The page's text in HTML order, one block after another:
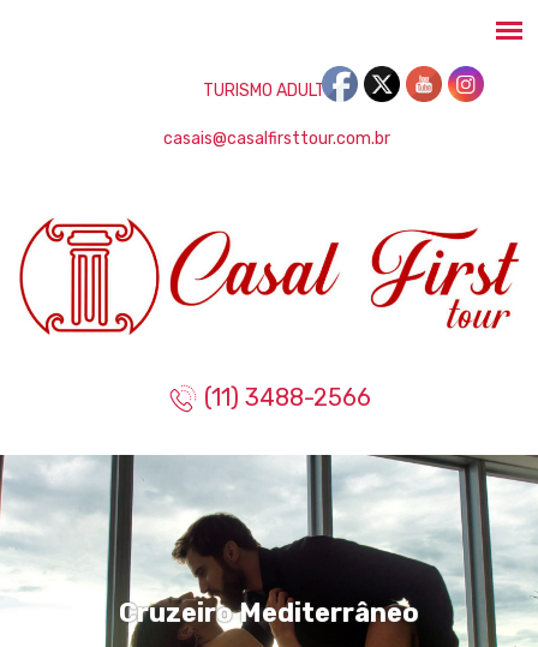
TURISMO ADULTO
casais@casalfirsttour.com.br
(11) 3488-2566
Cruzeiro Mediterrâneo